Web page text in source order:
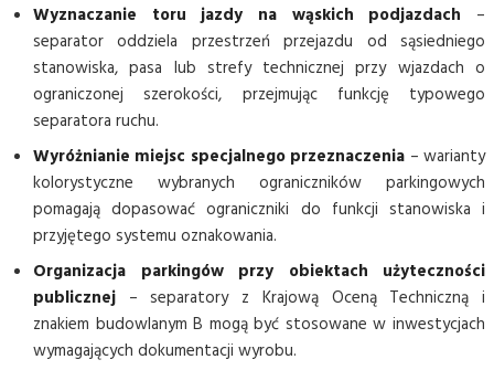
Wyznaczanie toru jazdy na wąskich podjazdach –
separator oddziela przestrzeń przejazdu od sąsiedniego
stanowiska, pasa lub strefy technicznej przy wjazdach o
ograniczonej szerokości, przejmując funkcję typowego
separatora ruchu.
Wyróżnianie miejsc specjalnego przeznaczenia – warianty
kolorystyczne wybranych ograniczników parkingowych
pomagają dopasować ograniczniki do funkcji stanowiska i
przyjętego systemu oznakowania.
Organizacja parkingów przy obiektach użyteczności
publicznej – separatory z Krajową Oceną Techniczną i
znakiem budowlanym B mogą być stosowane w inwestycjach
wymagających dokumentacji wyrobu.